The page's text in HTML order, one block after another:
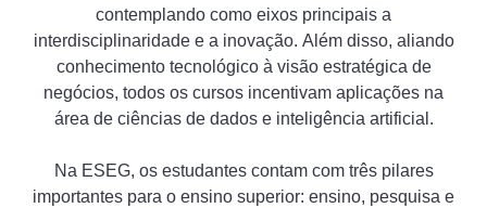
contemplando como eixos principais a
interdisciplinaridade e a inovação. Além disso, aliando
conhecimento tecnológico à visão estratégica de
negócios, todos os cursos incentivam aplicações na
área de ciências de dados e inteligência artificial.
Na ESEG, os estudantes contam com três pilares
importantes para o ensino superior: ensino, pesquisa e